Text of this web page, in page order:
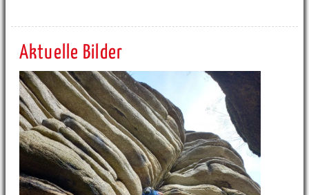
Aktuelle Bilder